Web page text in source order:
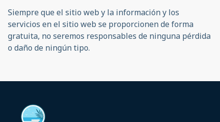
Siempre que el sitio web y la información y los
servicios en el sitio web se proporcionen de forma
gratuita, no seremos responsables de ninguna pérdida
o daño de ningún tipo.